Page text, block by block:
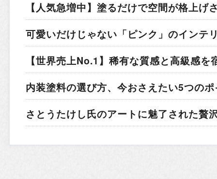
【人気急増中】塗るだけで空間が格上げ
可愛いだけじゃない「ピンク」のインテ
【世界売上No.1】稀有な質感と高級感を
内装塗料の選び方、今おさえたい5つの
さとうたけし氏のアートに魅了された贅